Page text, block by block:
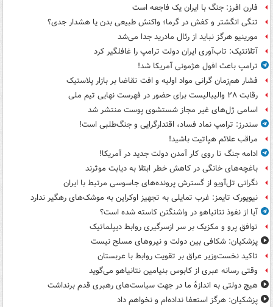
فارن افرز: جنگ با ایران یک فاجعه است
تنگی انگشتر و کفش در گرما؛ واکنش طبیعی بدن یا هشدار جدی؟
مورینیو هرگز نباید از رئال مادرید جدا می‌شد
آتلانتیک: تاب‌آوری ایران دولت ترامپ را غافلگیر کرد
ترامپ باعث افول هژمونی آمریکا شد!
فشار هم‌زمان گرانی مواد اولیه و افت تقاضا بر بازار پلاستیک
رقابت ۲۸ والیبالیست برای حضور در فهرست نهایی تیم ملی
اسامی ژل‌های غیر مجاز شستشوی پوست منتشر شد
سندرز: ترامپ نماد فساد، اقتدارگرایی و جنگ‌طلبی است!
مراقب علائم هپاتیت باشید!
ادامه جنگ تا روی کار آمدن دولت جدید در آمریکا!
باغچه‌های خانگی در کاهش خطر ابتلا به دیابت موثرند
نگرانی تل‌آویو از گسترش پرونده‌های جاسوسی مرتبط با ایران
نیویورک تایمز: غرب تمایلی به تجهیز اوکراین به موشک‌های رهگیر ندارد
آیا از نفوذ نتانیاهو در واشنگتن کاسته شده است؟
توافق پرو و مکزیک بر سر ازسرگیری روابط دیپلماتیک
پزشکیان: شکافی بین دولت و نیروهای مسلح نیست
تاکید نخست‌وزیر عراق بر تقویت روابط با عربستان
وقتی رسانه عبری از کابوس بنیامین نتانیاهو می‌گوید
هیچ دولتی به اندازۀ ما در جهت سیاست‌های رهبری قدم برنداشت
پزشکیان: هرگز استعفا نداده‌ام و نخواهم داد